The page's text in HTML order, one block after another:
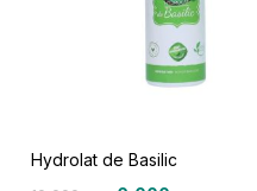
Hydrolat de Basilic